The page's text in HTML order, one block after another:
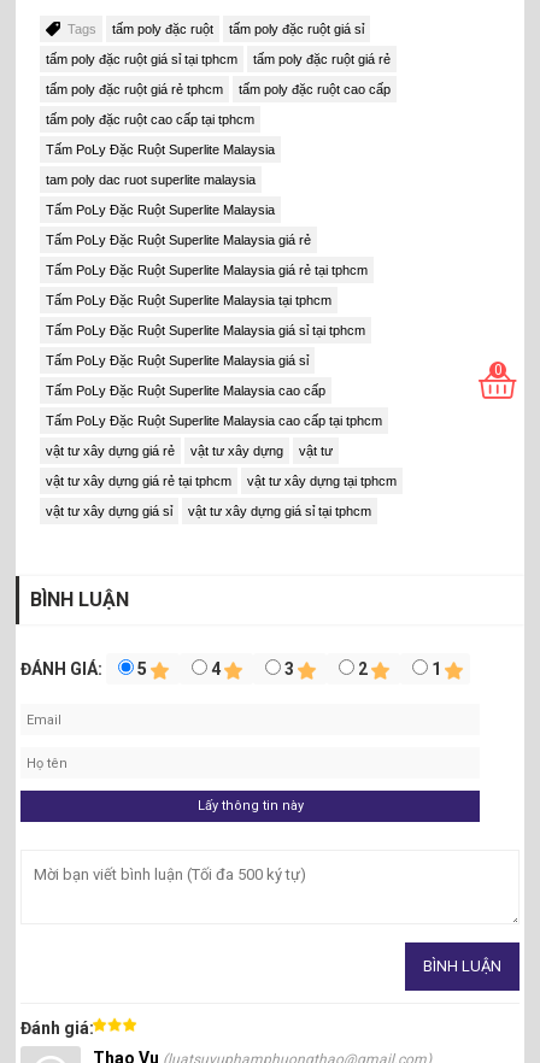
Tags tấm poly đặc ruột tấm poly đặc ruột giá sỉ
tấm poly đặc ruột giá sỉ tại tphcm tấm poly đặc ruột giá rẻ
tấm poly đặc ruột giá rẻ tphcm tấm poly đặc ruột cao cấp
tấm poly đặc ruột cao cấp tại tphcm
Tấm PoLy Đặc Ruột Superlite Malaysia
tam poly dac ruot superlite malaysia
Tấm PoLy Đặc Ruột Superlite Malaysia
Tấm PoLy Đặc Ruột Superlite Malaysia giá rẻ
Tấm PoLy Đặc Ruột Superlite Malaysia giá rẻ tại tphcm
Tấm PoLy Đặc Ruột Superlite Malaysia tại tphcm
Tấm PoLy Đặc Ruột Superlite Malaysia giá sỉ tại tphcm
Tấm PoLy Đặc Ruột Superlite Malaysia giá sỉ
Tấm PoLy Đặc Ruột Superlite Malaysia cao cấp
Tấm PoLy Đặc Ruột Superlite Malaysia cao cấp tại tphcm
vật tư xây dựng giá rẻ vật tư xây dựng vật tư
vật tư xây dựng giá rẻ tại tphcm vật tư xây dựng tại tphcm
vật tư xây dựng giá sỉ vật tư xây dựng giá sỉ tại tphcm
BÌNH LUẬN
ĐÁNH GIÁ: 5 4 3 2 1
Đánh giá:
Thao Vu
0